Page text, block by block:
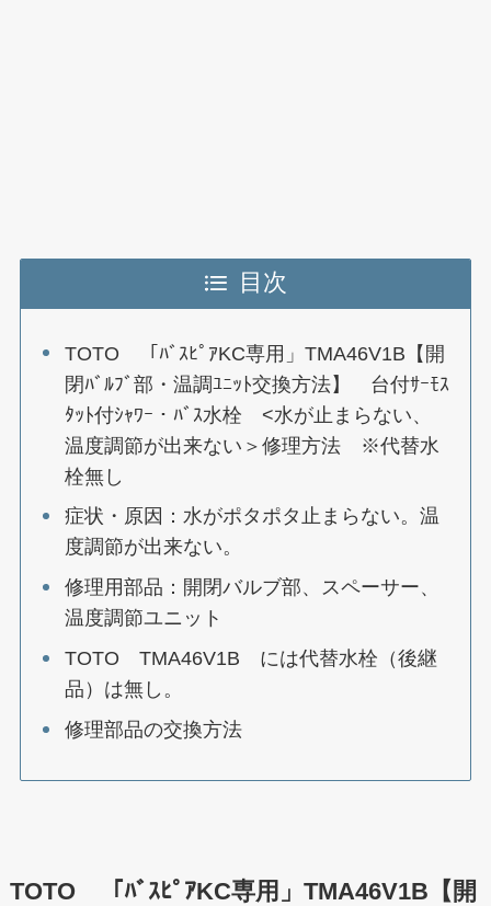
目次
TOTO 「ﾊﾞｽﾋﾟｱKC専用」TMA46V1B【開
閉ﾊﾞﾙﾌﾞ部・温調ﾕﾆｯﾄ交換方法】 台付ｻｰﾓｽ
ﾀｯﾄ付ｼｬﾜｰ・ﾊﾞｽ水栓 <水が止まらない、
温度調節が出来ない＞修理方法 ※代替水
栓無し
症状・原因：水がポタポタ止まらない。温
度調節が出来ない。
修理用部品：開閉バルブ部、スペーサー、
温度調節ユニット
TOTO TMA46V1B には代替水栓（後継
品）は無し。
修理部品の交換方法
TOTO 「ﾊﾞｽﾋﾟｱKC専用」TMA46V1B【開